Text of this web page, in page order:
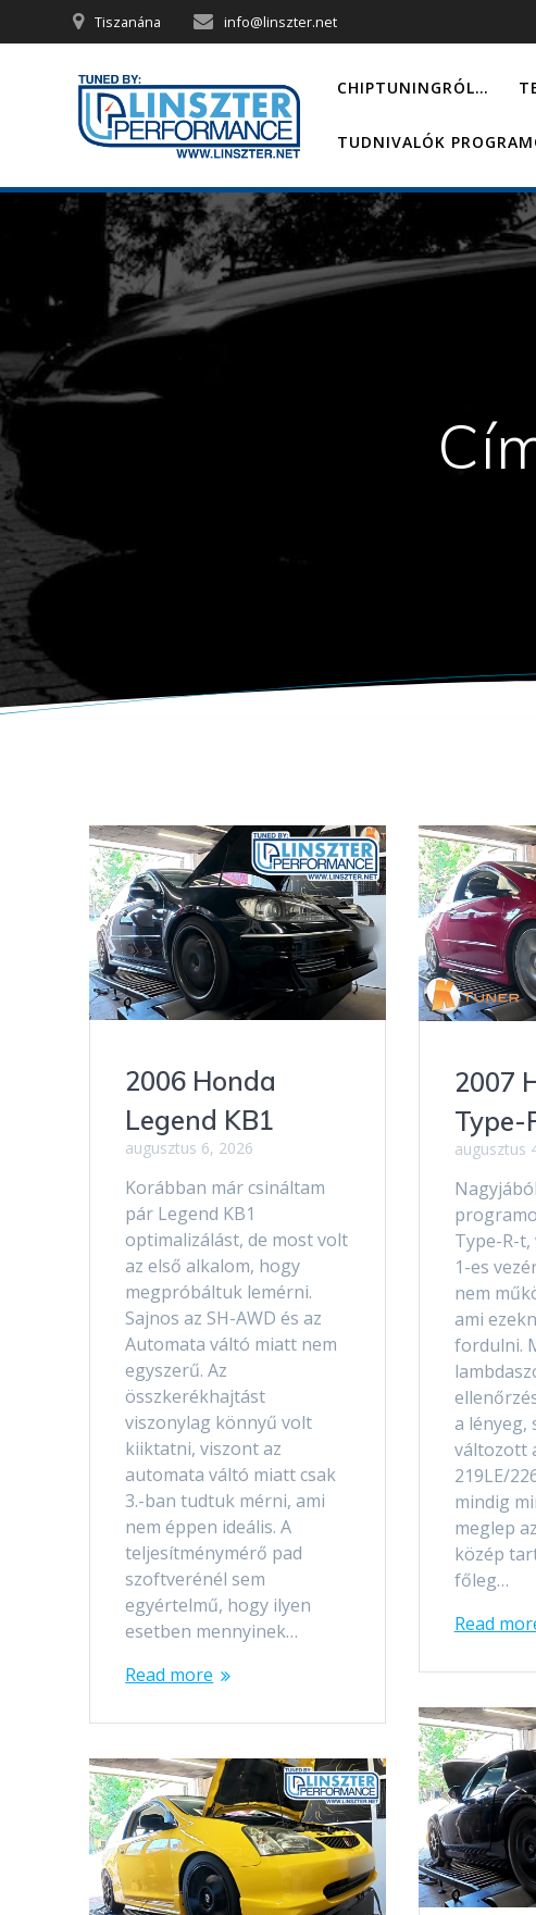
to
Tiszanána info@linszter.net
CHIPTUNINGRÓL…
TUDNIVALÓK
2006 Honda
Legend KB1
augusztus 6, 2026
Korábban már csináltam
pár Legend KB1
optimalizálást, de most volt
az első alkalom, hogy
megpróbáltuk lemérni.
Sajnos az SH-AWD és az
Automata váltó miatt nem
egyszerű. Az
összkerékhajtást
viszonylag könnyű volt
kiiktatni, viszont az
automata váltó miatt csak
3.-ban tudtuk mérni, ami
nem éppen ideális. A
teljesítménymérő pad
szoftverénél sem
egyértelmű, hogy ilyen
esetben mennyinek…
Read more
2007
Type-
augusztus
Type-R-
1-es
nem
ami
fordulni.
a lényeg,
változott
219LE/
mindig
meglep
közép
főleg…
Read